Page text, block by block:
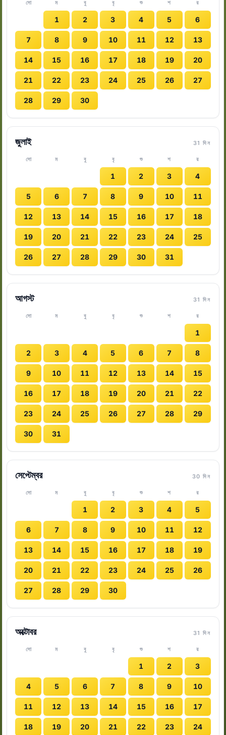
সো ম বু বৃ শু শ র
1 2 3 4 5 6
7 8 9 10 11 12 13
14 15 16 17 18 19 20
21 22 23 24 25 26 27
28 29 30
জুলাই 31 দিন
সো ম বু বৃ শু শ র
1 2 3 4
5 6 7 8 9 10 11
12 13 14 15 16 17 18
19 20 21 22 23 24 25
26 27 28 29 30 31
আগস্ট 31 দিন
সো ম বু বৃ শু শ র
1
2 3 4 5 6 7 8
9 10 11 12 13 14 15
16 17 18 19 20 21 22
23 24 25 26 27 28 29
30 31
সেপ্টেম্বর 30 দিন
সো ম বু বৃ শু শ র
1 2 3 4 5
6 7 8 9 10 11 12
13 14 15 16 17 18 19
20 21 22 23 24 25 26
27 28 29 30
অক্টোবর 31 দিন
সো ম বু বৃ শু শ র
1 2 3
4 5 6 7 8 9 10
11 12 13 14 15 16 17
18 19 20 21 22 23 24